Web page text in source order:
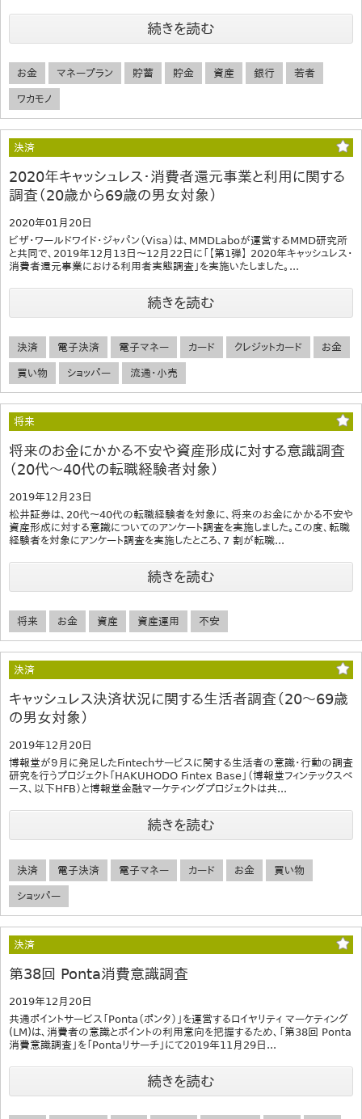
続きを読む
お金 マネープラン 貯蓄 貯金 資産 銀行 若者
ワカモノ
決済
2020年キャッシュレス・消費者還元事業と利用に関する
調査（20歳から69歳の男女対象）
2020年01月20日
ビザ・ワールドワイド・ジャパン（Visa）は、MMDLaboが運営するMMD研究所
と共同で、2019年12月13日～12月22日に「【第1弾】 2020年キャッシュレス・
消費者還元事業における利用者実態調査」を実施いたしました。...
続きを読む
決済 電子決済 電子マネー カード クレジットカード お金
買い物 ショッパー 流通・小売
将来
将来のお金にかかる不安や資産形成に対する意識調査
（20代～40代の転職経験者対象）
2019年12月23日
松井証券は、20代～40代の転職経験者を対象に、将来のお金にかかる不安や
資産形成に対する意識についてのアンケート調査を実施しました。この度、転職
経験者を対象にアンケート調査を実施したところ、7 割が転職...
続きを読む
将来 お金 資産 資産運用 不安
決済
キャッシュレス決済状況に関する生活者調査（20～69歳
の男女対象）
2019年12月20日
博報堂が９月に発足したFintechサービスに関する生活者の意識・行動の調査
研究を行うプロジェクト「HAKUHODO Fintex Base」（博報堂フィンテックスベ
ース、以下HFB）と博報堂金融マーケティングプロジェクトは共...
続きを読む
決済 電子決済 電子マネー カード お金 買い物
ショッパー
決済
第38回 Ponta消費意識調査
2019年12月20日
共通ポイントサービス「Ponta（ポンタ）」を運営するロイヤリティ マーケティング
(LM)は、消費者の意識とポイントの利用意向を把握するため、「第38回 Ponta
消費意識調査」を「Pontaリサーチ」にて2019年11月29日...
続きを読む